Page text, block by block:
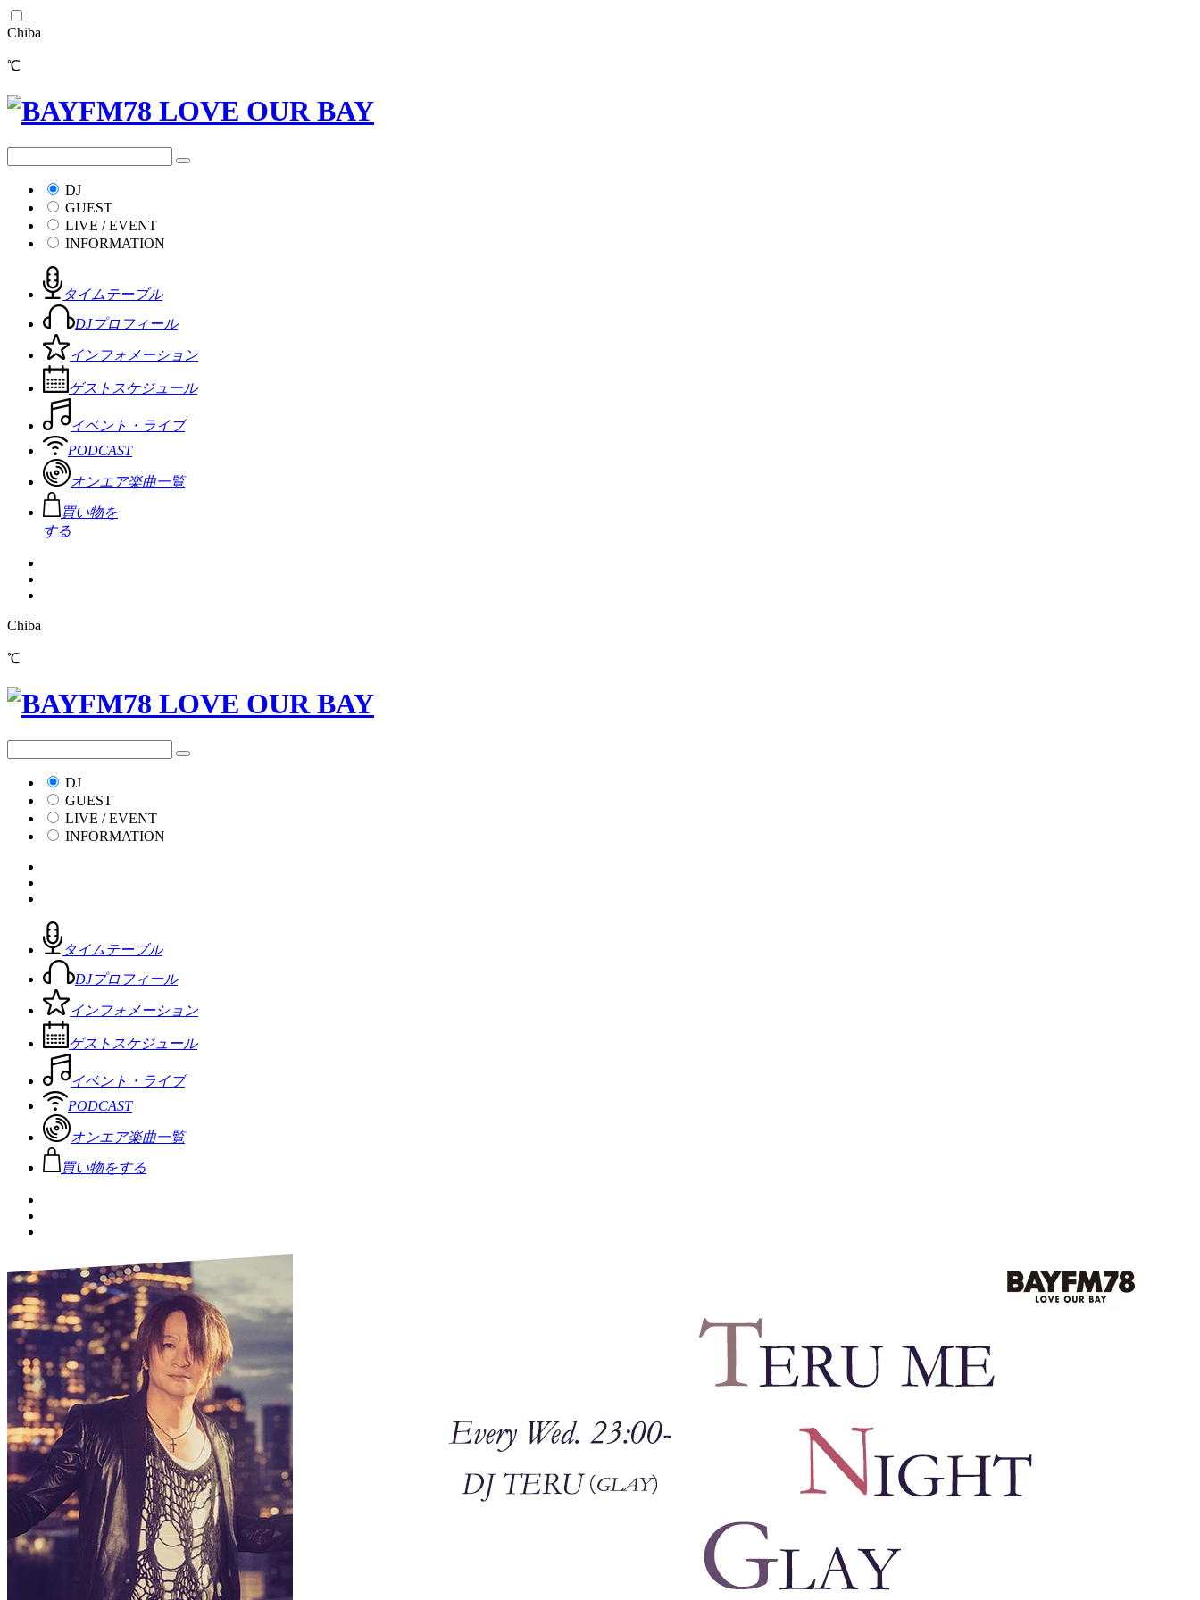
Chiba
℃
DJ
GUEST
LIVE / EVENT
INFORMATION
タイムテーブル
DJプロフィール
インフォメーション
ゲストスケジュール
イベント・ライブ
PODCAST
オンエア楽曲一覧
買い物を
する
Chiba
℃
DJ
GUEST
LIVE / EVENT
INFORMATION
タイムテーブル
DJプロフィール
インフォメーション
ゲストスケジュール
イベント・ライブ
PODCAST
オンエア楽曲一覧
買い物をする